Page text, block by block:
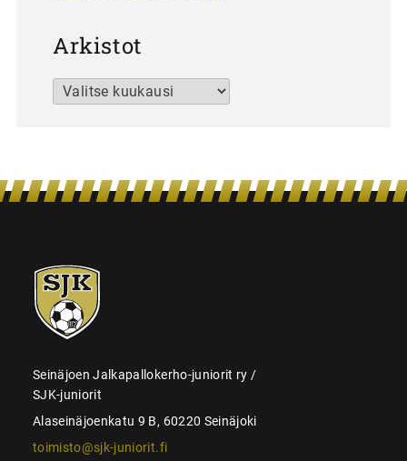
Arkistot
Arkistot
SJK-
juniorit
Seinäjoen Jalkapallokerho-juniorit ry /
SJK-juniorit
Alaseinäjoenkatu 9 B, 60220 Seinäjoki
toimisto@sjk-juniorit.fi